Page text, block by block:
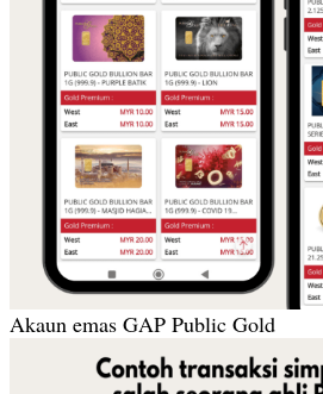
Akaun emas GAP Public Gold